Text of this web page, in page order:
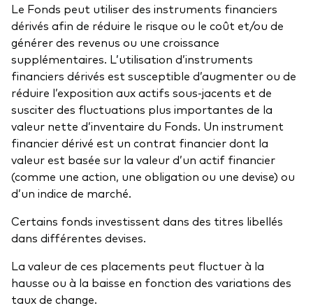
Le Fonds peut utiliser des instruments financiers
dérivés afin de réduire le risque ou le coût et/ou de
générer des revenus ou une croissance
supplémentaires. L’utilisation d’instruments
financiers dérivés est susceptible d’augmenter ou de
réduire l’exposition aux actifs sous-jacents et de
susciter des fluctuations plus importantes de la
valeur nette d’inventaire du Fonds. Un instrument
financier dérivé est un contrat financier dont la
valeur est basée sur la valeur d’un actif financier
(comme une action, une obligation ou une devise) ou
d’un indice de marché.
Certains fonds investissent dans des titres libellés
dans différentes devises.
La valeur de ces placements peut fluctuer à la
hausse ou à la baisse en fonction des variations des
taux de change.